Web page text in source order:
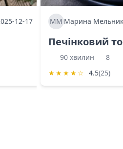
12-17 МММарина Мельник
Печінковий
90 хвилин
8
★ ★ ★ ★ ☆ 4.5(25)